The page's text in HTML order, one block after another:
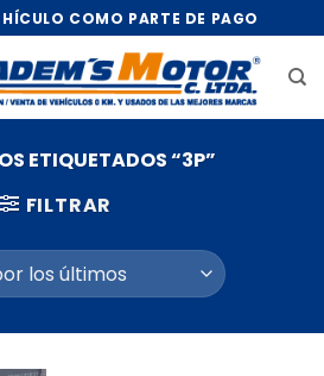
COMO PARTE DE PAGO
ETIQUETADOS “3P”
FILTRAR